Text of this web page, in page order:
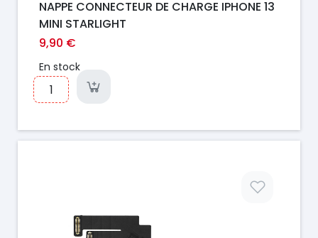
NAPPE CONNECTEUR DE CHARGE IPHONE 13
MINI STARLIGHT
9,90 €
En stock